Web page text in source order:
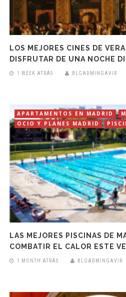
LOS MEJORES CINES DE
DISFRUTAR DE UNA NOCHE
1 WEEK ATRÁS BLGADMINGAVIR
APARTAMENTOS EN MADRID
OCIO Y PLANES MADRID
LAS MEJORES PISCINAS DE
COMBATIR EL CALOR ESTE
1 MONTH ATRÁS BLGADMINGAVIR